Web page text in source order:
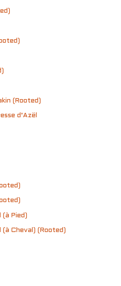
(Rooted)
d’Azël
(à Pied)
(à Cheval) (Rooted)